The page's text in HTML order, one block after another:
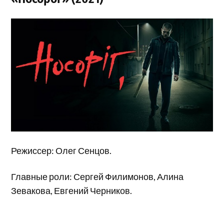
Режиссер: Олег Сенцов.
Главные роли: Сергей Филимонов, Алина
Зевакова, Евгений Черников.